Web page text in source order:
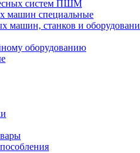
систем ПШМ
машин специальные
машин, станков и
оборудованию